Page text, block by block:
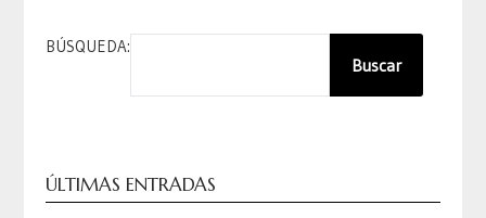
BÚSQUEDA:
Buscar
ÚLTIMAS ENTRADAS